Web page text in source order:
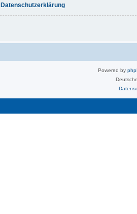
Datenschutzerklärung
Powered by